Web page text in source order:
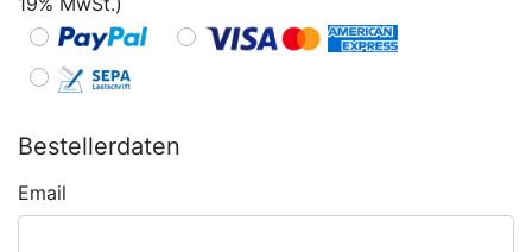
Bestellerdaten
Email